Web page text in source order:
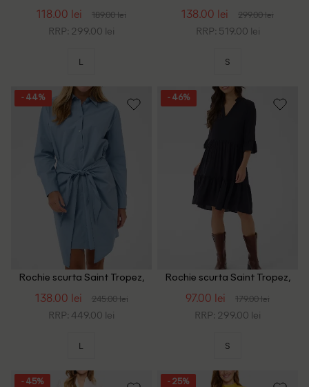
118.00 lei 189.00 lei
RRP: 299.00 lei
L
138.00 lei 299.00 lei
RRP: 519.00 lei
S
- 44%
Rochie scurta Saint Tropez,
138.00 lei 245.00 lei
RRP: 449.00 lei
L
- 46%
Rochie scurta Saint Tropez,
97.00 lei 179.00 lei
RRP: 299.00 lei
S
- 45% - 25%